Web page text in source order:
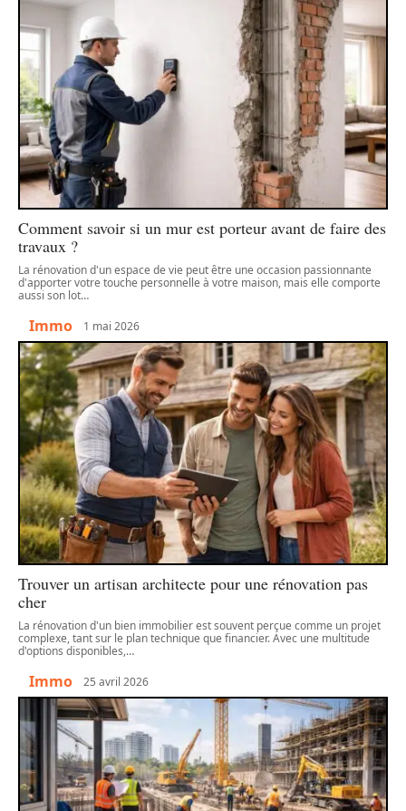
Comment savoir si un mur est porteur avant de faire des
travaux ?
La rénovation d'un espace de vie peut être une occasion passionnante
d'apporter votre touche personnelle à votre maison, mais elle comporte
aussi son lot…
Immo 1 mai 2026
Trouver un artisan architecte pour une rénovation pas
cher
La rénovation d'un bien immobilier est souvent perçue comme un projet
complexe, tant sur le plan technique que financier. Avec une multitude
d'options disponibles,…
Immo 25 avril 2026